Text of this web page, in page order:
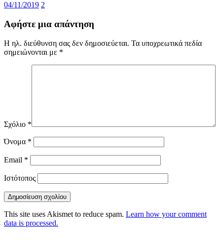
04/11/2019 2
Αφήστε μια απάντηση
Η ηλ. διεύθυνση σας δεν δημοσιεύεται. Τα υποχρεωτικά πεδία
σημειώνονται με *
Σχόλιο *
Όνομα *
Email *
Ιστότοπος
This site uses Akismet to reduce spam. Learn how your comment
data is processed.